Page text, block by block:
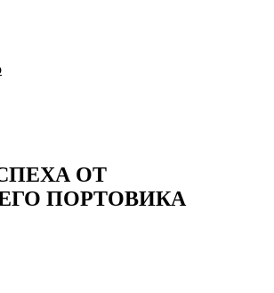
ОТ
ПОРТОВИКА